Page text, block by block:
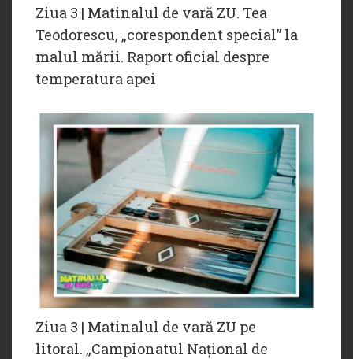
Ziua 3 | Matinalul de vară ZU. Tea
Teodorescu, „corespondent special” la
malul mării. Raport oficial despre
temperatura apei
Ziua 3 | Matinalul de vară ZU pe
litoral. „Campionatul Național de